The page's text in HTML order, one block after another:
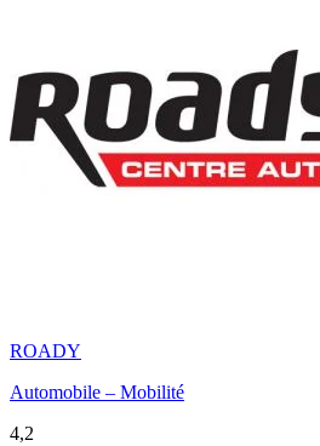
ROADY
Automobile – Mobilité
4,2